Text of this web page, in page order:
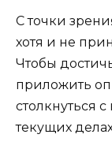
С точки
хотя и не
Чтобы
приложить
столкнуться
текущих